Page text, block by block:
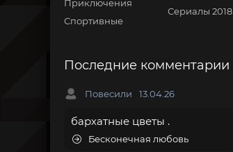
Приключения
Спортивные
Сериалы 2018
Последние комментарии
Повесили 13.04.26
бархатные цветы .
Бесконечная любовь